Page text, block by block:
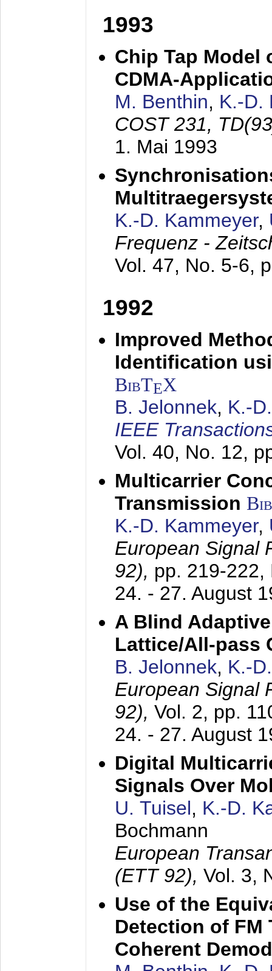
1993
Chip Tap Model
CDMA-
M. Benthin, K.-D.
COST 231,
1. Mai 1993
K.-D. Kammeyer,
Frequenz -
Vol. 47, No. 5-6,
1992
Improved
Identification
BibTEX
B. Jelonnek, K.-
IEEE
Vol. 40, No. 12,
Multicarrier
Transmission
K.-D. Kammeyer,
European Signal
92), pp. 219-222,
24. - 27. August
A Blind
Lattice/All-pass
B. Jelonnek, K.-
European Signal
92), Vol. 2, pp.
24. - 27. August
Digital
Signals Over
U. Tuisel, K.-D.
Bochmann
European
(ETT 92), Vol. 3,
Use of the
Detection of FM
Coherent